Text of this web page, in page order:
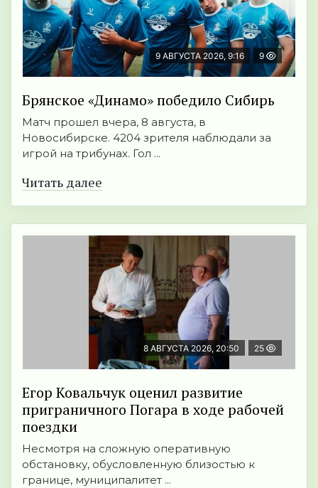
9 АВГУСТА 2026, 9:16 9
Брянское «Динамо» победило Сибирь
Матч прошел вчера, 8 августа, в
Новосибирске. 4204 зрителя наблюдали за
игрой на трибунах. Гол ...
Читать далее
8 АВГУСТА 2026, 20:50 25
Егор Ковальчук оценил развитие
приграничного Погара в ходе рабочей
поездки
Несмотря на сложную оперативную
обстановку, обусловленную близостью к
границе, муниципалитет ...